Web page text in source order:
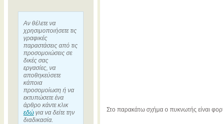
Αν θέλετε να
χρησιμοποιήσετε τις
γραφικές
παραστάσεις από τις
προσομοιώσεις σε
δικές σας
εργασίες, να
αποθηκεύσετε
κάποια
προσομοίωση ή να
εκτυπώσετε ένα
άρθρο κάντε κλικ
εδώ για να δείτε την
διαδικασία.
Στο παρακάτω σχήμα ο πυκνωτής είναι